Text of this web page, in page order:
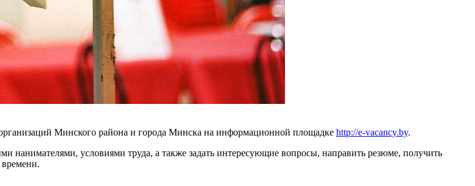
организаций Минского района и города Минска на информационной площадке http://e-vacancy.by.
нанимателями, условиями труда, а также задать интересующие вопросы, направить резюме, получить